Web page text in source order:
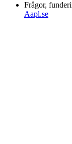
Frågor,
Aapl.se